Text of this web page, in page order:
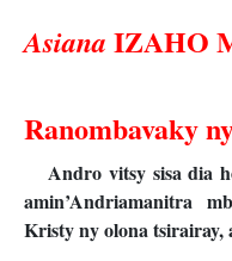
Asiana IZAHO
Ranombavaky
Andro vitsy sisa dia
amin’Andriamanitra
Kristy ny olona tsirairay,